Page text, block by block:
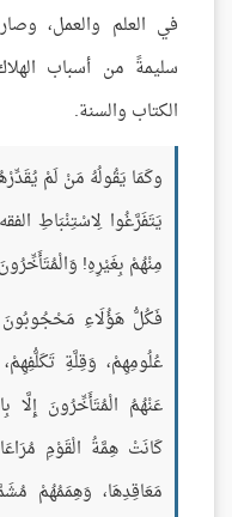
في العلم والعمل،
سليمةً من أسباب
الكتاب والسنة.
وكَمَا يَقُولُهُ مَنْ لَمْ
يَتَفَرَّغُوا لِاسْتِنْبَاطِ
مِنْهُمْ بِغَيْرِهِ!
فَكُلُّ هَؤُلَاءِ
عُلُومِهِمْ، وَقِلَّةِ
عَنْهُمُ الْمُتَأَخِّرُونَ إِلَّا
كَانَتْ هِمَّةُ الْقَوْمِ
مَعَاقِدِهَا، وَهِمَمُهُمْ